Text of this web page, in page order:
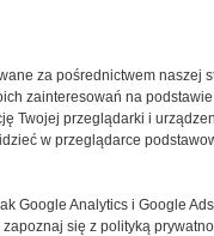
nr KRS:
146393437
Regulaminu.
za pośrednictwem naszej
zainteresowań na
Twojej przeglądarki i
w przeglądarce
Google Analytics i Google
się z polityką